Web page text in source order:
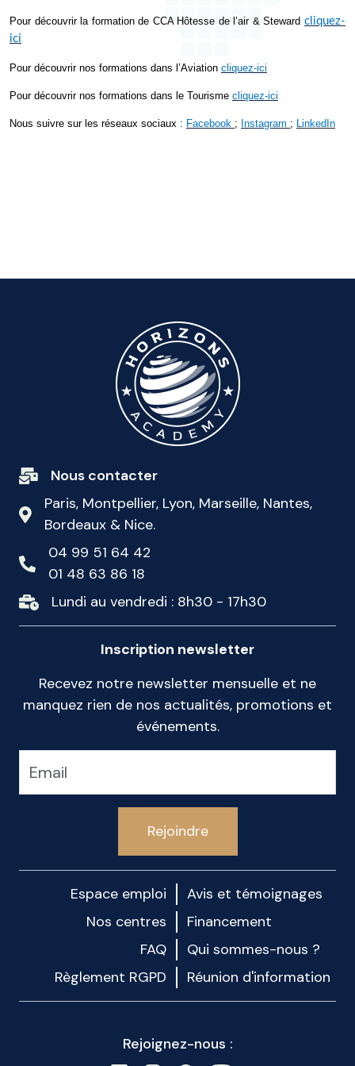
Pour découvrir la formation de CCA Hôtesse de l’air & Steward cliquez-
ici
Pour découvrir nos formations dans l’Aviation cliquez-ici
Pour découvrir nos formations dans le Tourisme cliquez-ici
Nous suivre sur les réseaux sociaux : Facebook ; Instagram ; LinkedIn
Nous contacter
Paris, Montpellier, Lyon, Marseille, Nantes,
Bordeaux & Nice.
04 99 51 64 42
01 48 63 86 18
Lundi au vendredi : 8h30 - 17h30
Inscription newsletter
Recevez notre newsletter mensuelle et ne
manquez rien de nos actualités, promotions et
événements.
Rejoindre
Espace emploi
Avis et témoignages
Nos centres
Financement
FAQ
Qui sommes-nous ?
Règlement RGPD
Réunion d'information
Rejoignez-nous :